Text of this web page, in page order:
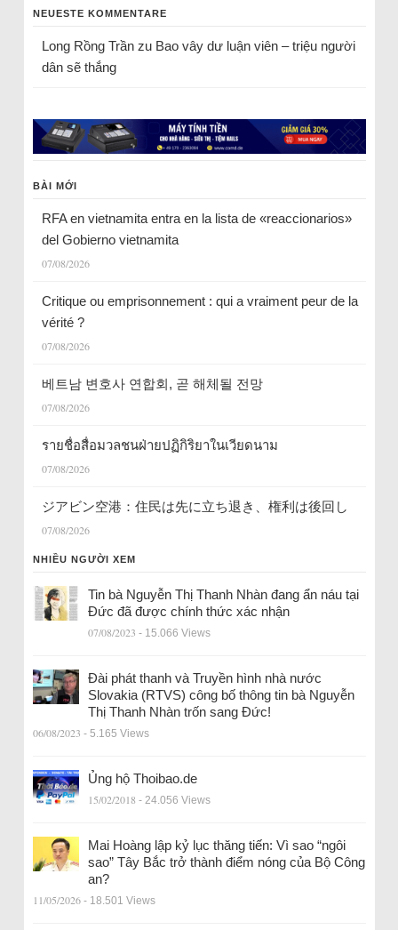
NEUESTE KOMMENTARE
Long Rồng Trầnzu Bao vây dư luận viên – triệu người
dân sẽ thắng
BÀI MỚI
RFA en vietnamita entra en la lista de «reaccionarios»
del Gobierno vietnamita
07/08/2026
Critique ou emprisonnement : qui a vraiment peur de la
vérité ?
07/08/2026
베트남 변호사 연합회, 곧 해체될 전망
07/08/2026
รายชื่อสื่อมวลชนฝ่ายปฏิกิริยาในเวียดนาม
07/08/2026
ジアビン空港：住民は先に立ち退き、権利は後回し
07/08/2026
NHIỀU NGƯỜI XEM
Tin bà Nguyễn Thị Thanh Nhàn đang ẩn náu tại
Đức đã được chính thức xác nhận
07/08/2023 - 15.066 Views
Đài phát thanh và Truyền hình nhà nước
Slovakia (RTVS) công bố thông tin bà Nguyễn
Thị Thanh Nhàn trốn sang Đức!
06/08/2023 - 5.165 Views
Ủng hộ Thoibao.de
15/02/2018 - 24.056 Views
Mai Hoàng lập kỷ lục thăng tiến: Vì sao “ngôi
sao” Tây Bắc trở thành điểm nóng của Bộ Công
an?
11/05/2026 - 18.501 Views